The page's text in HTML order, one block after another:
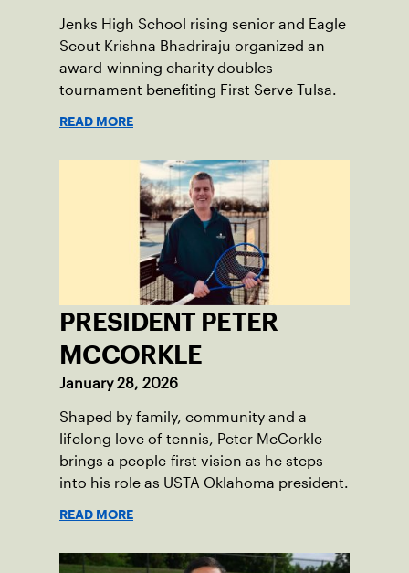
Jenks High School rising senior and Eagle
Scout Krishna Bhadriraju organized an
award-winning charity doubles
tournament benefiting First Serve Tulsa.
READ MORE
PRESIDENT PETER
MCCORKLE
January 28, 2026
Shaped by family, community and a
lifelong love of tennis, Peter McCorkle
brings a people-first vision as he steps
into his role as USTA Oklahoma president.
READ MORE